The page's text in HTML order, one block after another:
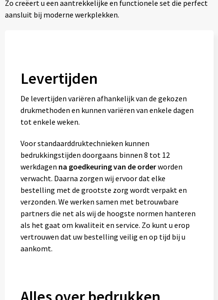
Zo creëert u een aantrekkelijke en functionele set die perfect
aansluit bij moderne werkplekken.
Levertijden
De levertijden variëren afhankelijk van de gekozen
drukmethoden en kunnen variëren van enkele dagen
tot enkele weken.
Voor standaarddruktechnieken kunnen
bedrukkingstijden doorgaans binnen 8 tot 12
werkdagen na goedkeuring van de orderworden
verwacht. Daarna zorgen wij ervoor dat elke
bestelling met de grootste zorg wordt verpakt en
verzonden. We werken samen met betrouwbare
partners die net als wij de hoogste normen hanteren
als het gaat om kwaliteit en service. Zo kunt u erop
vertrouwen dat uw bestelling veilig en op tijd bij u
aankomt.